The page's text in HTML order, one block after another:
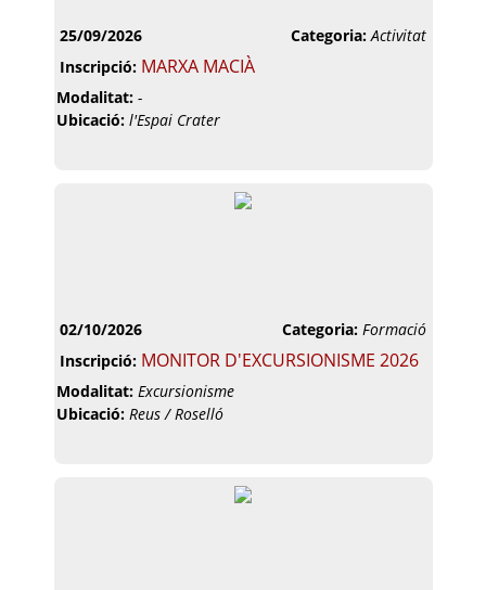
25/09/2026 Categoria: Activitat
Inscripció: MARXA MACIÀ
Modalitat: -
Ubicació: l'Espai Crater
02/10/2026 Categoria: Formació
Inscripció: MONITOR D'EXCURSIONISME 2026
Modalitat: Excursionisme
Ubicació: Reus / Roselló